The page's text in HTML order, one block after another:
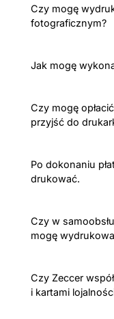
Czy mogę
fotograficznym?
Jak mogę
Czy mogę
przyjść do
Po dokonaniu
drukować.
Czy w
mogę
Czy Zeccer
i kartami